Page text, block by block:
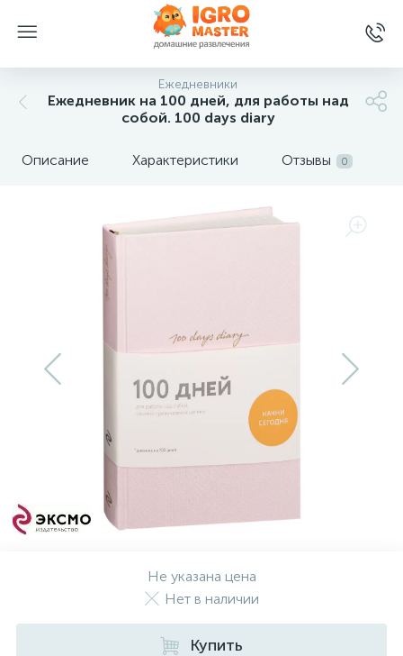
Ежедневники
Ежедневник на 100 дней, для работы над
собой. 100 days diary
Описание Характеристики Отзывы 0
Не указана цена
Нет в наличии
Купить